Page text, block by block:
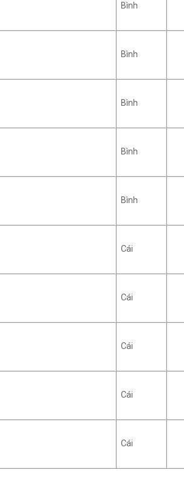
Bình
Bình
Bình
Bình
Bình
Cái
Cái
Cái
Cái
Cái